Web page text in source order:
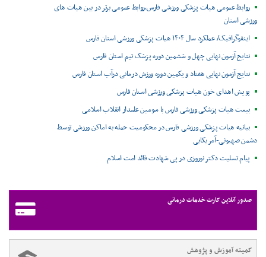
روابط عمومی هیات پزشکی ورزشی فارس،روابط عمومی برتر در بین هیات های
ورزشی استان
اینفوگرافیک/ عملکرد سال ۱۴۰۴ هیات پزشکی ورزشی استان فارس
نتایج آزمون نهایی چهل و ششمین دوره پزشک تیم استان فارس
نتایج آزمون نهایی هفتاد و یکمین دوره ورزش درمانی درآب استان فارس
پویش اهدای خون هیات پزشکی ورزشی استان فارس
بیعت هیات پزشکی ورزشی فارس با سومین علمدار انقلاب اسلامی
بیانیه هیات پزشکی ورزشی فارس در محکومیت حمله به اماکن ورزشی توسط
دشمن صهیونی-آمریکایی
پیام تسلیت دکتر نوروزی در پی شهادت قائد امت اسلام
صدور آنلاین کارت خدمات درمانی
کمیته آموزش و پژوهش